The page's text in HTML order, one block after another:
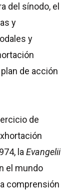
del sínodo, el
y
y
de acción
de
la Evangelii
el mundo
comprensión